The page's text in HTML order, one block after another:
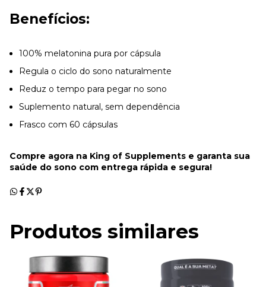
Benefícios:
100% melatonina pura por cápsula
Regula o ciclo do sono naturalmente
Reduz o tempo para pegar no sono
Suplemento natural, sem dependência
Frasco com 60 cápsulas
Compre agora na King of Supplements e garanta sua
saúde do sono com entrega rápida e segura!
Produtos similares